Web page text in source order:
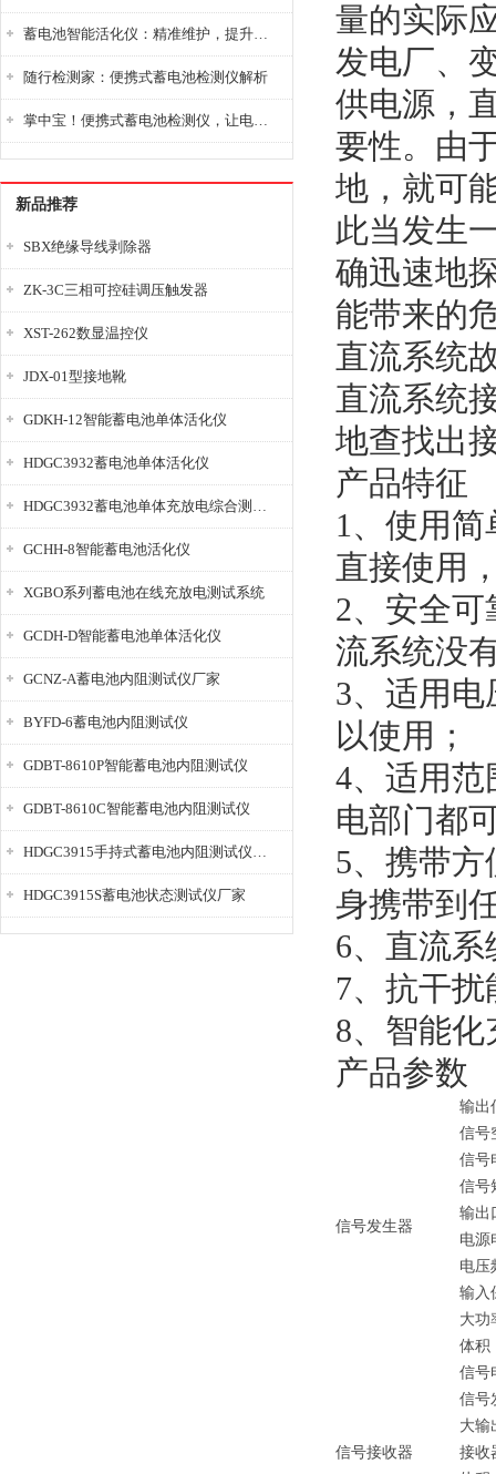
蓄电池智能活化仪：精准维护，提升电池健康状态
随行检测家：便携式蓄电池检测仪解析
掌中宝！便携式蓄电池检测仪，让电池检测变得简单又快捷！
新品推荐
SBX绝缘导线剥除器
ZK-3C三相可控硅调压触发器
XST-262数显温控仪
JDX-01型接地靴
GDKH-12智能蓄电池单体活化仪
HDGC3932蓄电池单体活化仪
HDGC3932蓄电池单体充放电综合测试仪
GCHH-8智能蓄电池活化仪
XGBO系列蓄电池在线充放电测试系统
GCDH-D智能蓄电池单体活化仪
GCNZ-A蓄电池内阻测试仪厂家
BYFD-6蓄电池内阻测试仪
GDBT-8610P智能蓄电池内阻测试仪
GDBT-8610C智能蓄电池内阻测试仪
HDGC3915手持式蓄电池内阻测试仪厂家
HDGC3915S蓄电池状态测试仪厂家
量的实际
发电厂、
供电源，
要性。由
地，就可
此当发生
确迅速地
能带来的
直流系统
直流系统
地查找出
产品特征
1、使用
直接使用
2、安全
流系统没
3、适用电
以使用；
4、适用
电部门都
5、携带
身携带到
6、直流
7、抗干
8、智能
产品参数
信号发生器
输出
信号
信号
信号
输出
电源
电压
输入
大功
体积
信号接收器
信号
信号
大输
接收